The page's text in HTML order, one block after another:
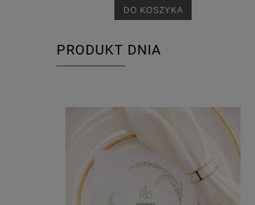
DO KOSZYKA
PRODUKT DNIA